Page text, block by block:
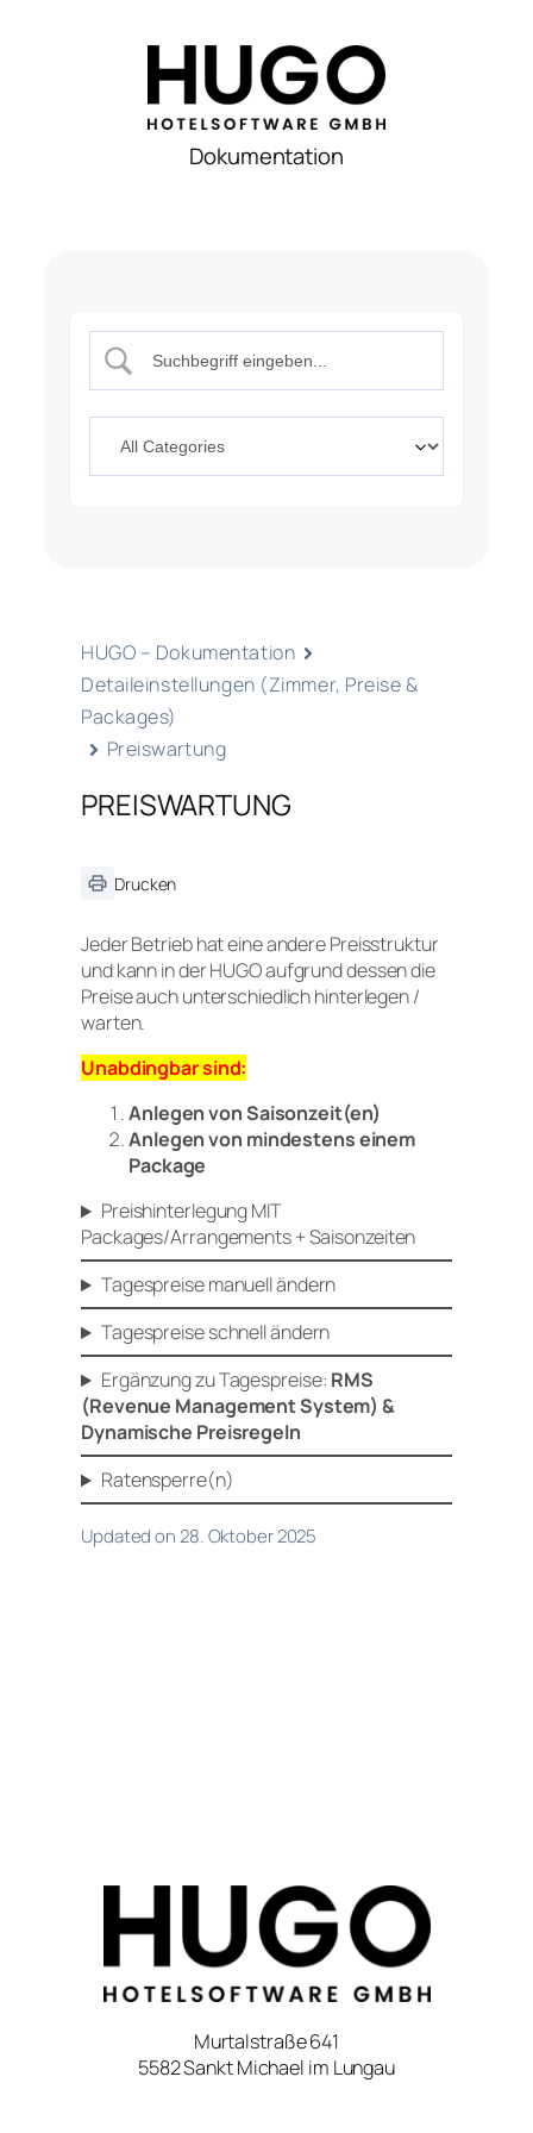
Dokumentation
HUGO – Dokumentation
Detaileinstellungen (Zimmer, Preise &
Packages)
Preiswartung
PREISWARTUNG
Drucken
Jeder Betrieb hat eine andere Preisstruktur
und kann in der HUGO aufgrund dessen die
Preise auch unterschiedlich hinterlegen /
warten.
Unabdingbar sind:
Anlegen von Saisonzeit(en)
Anlegen von mindestens einem
Package
Preishinterlegung MIT
Packages/Arrangements + Saisonzeiten
Tagespreise manuell ändern
Tagespreise schnell ändern
Ergänzung zu Tagespreise: RMS
(Revenue Management System) &
Dynamische Preisregeln
Ratensperre(n)
Updated on 28. Oktober 2025
Murtalstraße 641
5582 Sankt Michael im Lungau